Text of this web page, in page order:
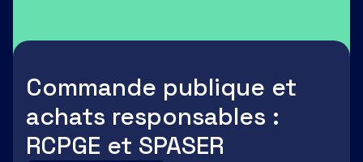
Commande publique et
achats responsables :
RCPGE et SPASER